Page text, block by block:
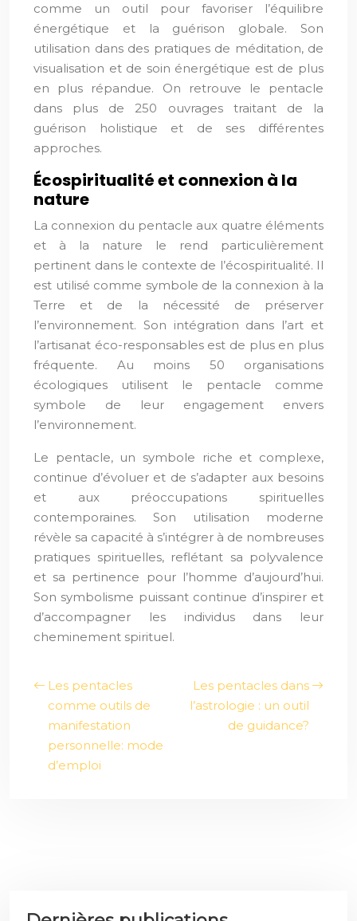
comme un outil pour favoriser l’équilibre
énergétique et la guérison globale. Son
utilisation dans des pratiques de méditation, de
visualisation et de soin énergétique est de plus
en plus répandue. On retrouve le pentacle
dans plus de 250 ouvrages traitant de la
guérison holistique et de ses différentes
approches.
Écospiritualité et connexion à la
nature
La connexion du pentacle aux quatre éléments
et à la nature le rend particulièrement
pertinent dans le contexte de l’écospiritualité. Il
est utilisé comme symbole de la connexion à la
Terre et de la nécessité de préserver
l’environnement. Son intégration dans l’art et
l’artisanat éco-responsables est de plus en plus
fréquente. Au moins 50 organisations
écologiques utilisent le pentacle comme
symbole de leur engagement envers
l’environnement.
Le pentacle, un symbole riche et complexe,
continue d’évoluer et de s’adapter aux besoins
et aux préoccupations spirituelles
contemporaines. Son utilisation moderne
révèle sa capacité à s’intégrer à de nombreuses
pratiques spirituelles, reflétant sa polyvalence
et sa pertinence pour l’homme d’aujourd’hui.
Son symbolisme puissant continue d’inspirer et
d’accompagner les individus dans leur
cheminement spirituel.
Les pentacles
comme outils de
manifestation
personnelle: mode
d’emploi
Les pentacles dans
l’astrologie : un outil
de guidance?